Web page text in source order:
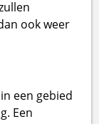
ook weer
een gebied
Een